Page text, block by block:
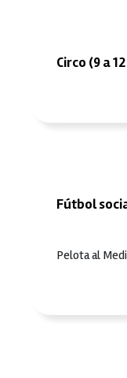
Circo (9 a
Fútbol
Pelota al